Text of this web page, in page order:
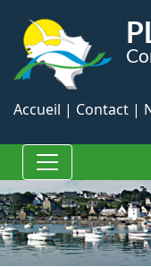
Accueil | Contact |